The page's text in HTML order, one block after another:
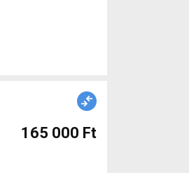
165 000 Ft